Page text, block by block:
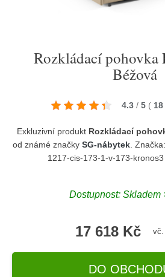
Rozkládací pohovka
Béžová
4.3 / 5 ( 18
Exkluzivní produkt Rozkládací
od známé značky SG-nábytek . Značka:
1217-cis-173-1-v-173-kronos3
Dostupnost: Skladem
17 618 Kč vč.
DO